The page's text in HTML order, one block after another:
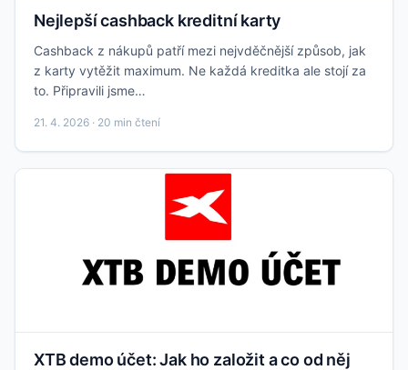
Nejlepší cashback kreditní karty
Cashback z nákupů patří mezi nejvděčnější způsob, jak
z karty vytěžit maximum. Ne každá kreditka ale stojí za
to. Připravili jsme…
21. 4. 2026 · 20 min čtení
XTB demo účet: Jak ho založit a co od něj